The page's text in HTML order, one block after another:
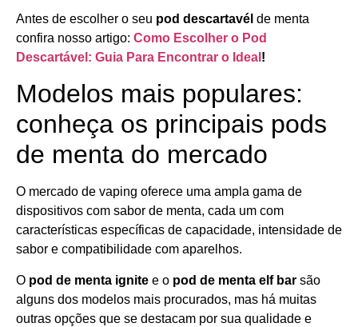
Antes de escolher o seu pod descartavél de menta
confira nosso artigo: Como Escolher o Pod
Descartável: Guia Para Encontrar o Ideal !
Modelos mais populares:
conheça os principais pods
de menta do mercado
O mercado de vaping oferece uma ampla gama de
dispositivos com sabor de menta, cada um com
características específicas de capacidade, intensidade de
sabor e compatibilidade com aparelhos.
O pod de menta ignite e o pod de menta elf bar são
alguns dos modelos mais procurados, mas há muitas
outras opções que se destacam por sua qualidade e